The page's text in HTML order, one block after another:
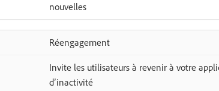
nouvelles
Réengagement
Invite les utilisateurs à revenir à votre
d’inactivité